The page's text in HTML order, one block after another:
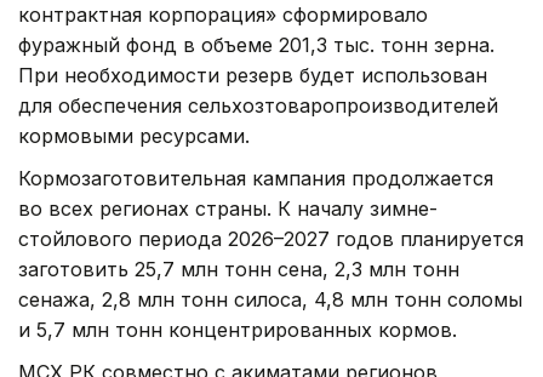
контрактная корпорация» сформировало
фуражный фонд в объеме 201,3 тыс. тонн зерна.
При необходимости резерв будет использован
для обеспечения сельхозтоваропроизводителей
кормовыми ресурсами.
Кормозаготовительная кампания продолжается
во всех регионах страны. К началу зимне-
стойлового периода 2026–2027 годов планируется
заготовить 25,7 млн тонн сена, 2,3 млн тонн
сенажа, 2,8 млн тонн силоса, 4,8 млн тонн соломы
и 5,7 млн тонн концентрированных кормов.
МСХ РК совместно с акиматами регионов